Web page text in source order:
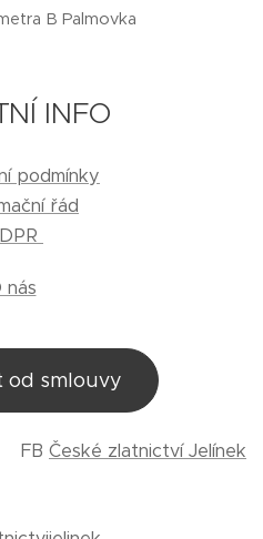
B Palmovka
INFO
podmínky
řád
nás
od smlouvy
FB České zlatnictví Jelínek